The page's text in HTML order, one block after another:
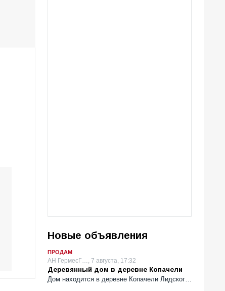
Новые объявления
ПРОДАМ
АН ГермесГ…, 7 августа, 17:32
Деревянный дом в деревне Копачели
Дом находится в деревне Копачели Лидског…